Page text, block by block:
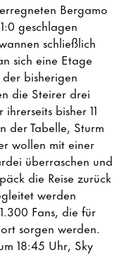
Bergamo
geschlagen
schließlich
sich eine Etage
bisherigen
die Steirer drei
bisher 11
der Tabelle, Sturm
wollen mit einer
überraschen und
die Reise zurück
werden
Fans, die für
sorgen werden.
18:45 Uhr, Sky